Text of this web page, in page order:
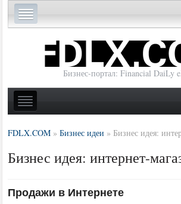
Бизнес-портал: Financial DaiLy
FDLX.COM »Бизнес идеи » Бизнес идея:
Бизнес идея: интернет-
Продажи в Интернете